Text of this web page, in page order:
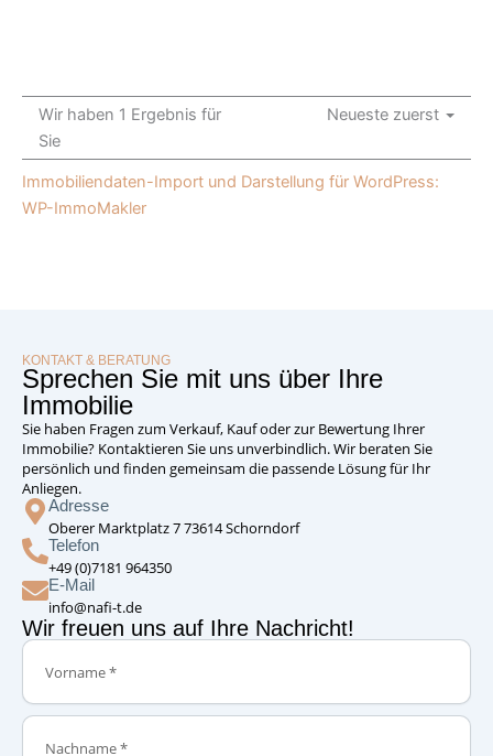
Wir haben 1 Ergebnis für
Sie
Neueste zuerst
Immobiliendaten-Import und Darstellung für WordPress:
WP-ImmoMakler
KONTAKT & BERATUNG
Sprechen Sie mit uns über Ihre
Immobilie
Sie haben Fragen zum Verkauf, Kauf oder zur Bewertung Ihrer
Immobilie? Kontaktieren Sie uns unverbindlich. Wir beraten Sie
persönlich und finden gemeinsam die passende Lösung für Ihr
Anliegen.
Adresse
Oberer Marktplatz 7 73614 Schorndorf
Telefon
+49 (0)7181 964350
E-Mail
info@nafi-t.de
Wir freuen uns auf Ihre Nachricht!
Vorname
Nachname